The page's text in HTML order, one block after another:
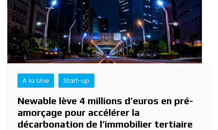
A la Une Start-up
Newable lève 4 millions d’euros en pré-
amorçage pour accélérer la
décarbonation de l’immobilier tertiaire